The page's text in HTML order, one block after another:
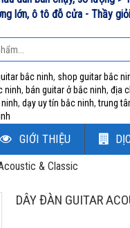
lớn, ô tô đỗ cửa - Thầy
bắc ninh, shop guitar bắc
ninh, bán guitar ở bắc ninh, địa
, dạy uy tín bắc ninh,trung
GIỚI THIỆU
& Classic
DÂY ĐÀN GUITAR